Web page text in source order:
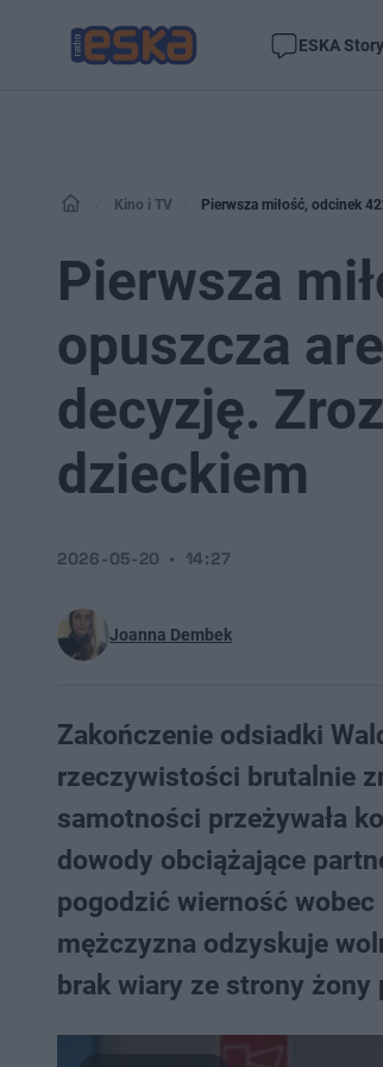
ESKA Story
Kino i TV Pierwsza miłość, odcinek
Pierwsza
opuszcza
decyzję.
dzieckiem
Joanna Dembek
2026-05-20 14:27
Zakończenie odsiadki
rzeczywistości brutalnie
samotności przeżywała
dowody obciążające
pogodzić wierność
mężczyzna odzyskuje
brak wiary ze strony